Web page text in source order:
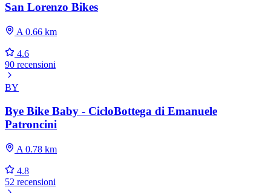
San Lorenzo Bikes
A 0.66 km
4.6
90 recensioni
BY
Bye Bike Baby - CicloBottega di Emanuele
Patroncini
A 0.78 km
4.8
52 recensioni